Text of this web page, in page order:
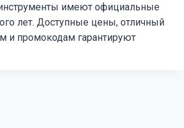
имеют официальные
лет. Доступные цены, отличный
и промокодам гарантируют